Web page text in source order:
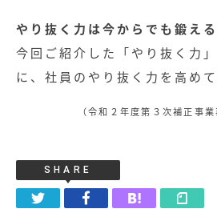
やり抜く力は今からでも鍛え
今回ご紹介した「やり抜く力
に、社員のやり抜く力を高め
（令和２年度第３次補正事
SHARE